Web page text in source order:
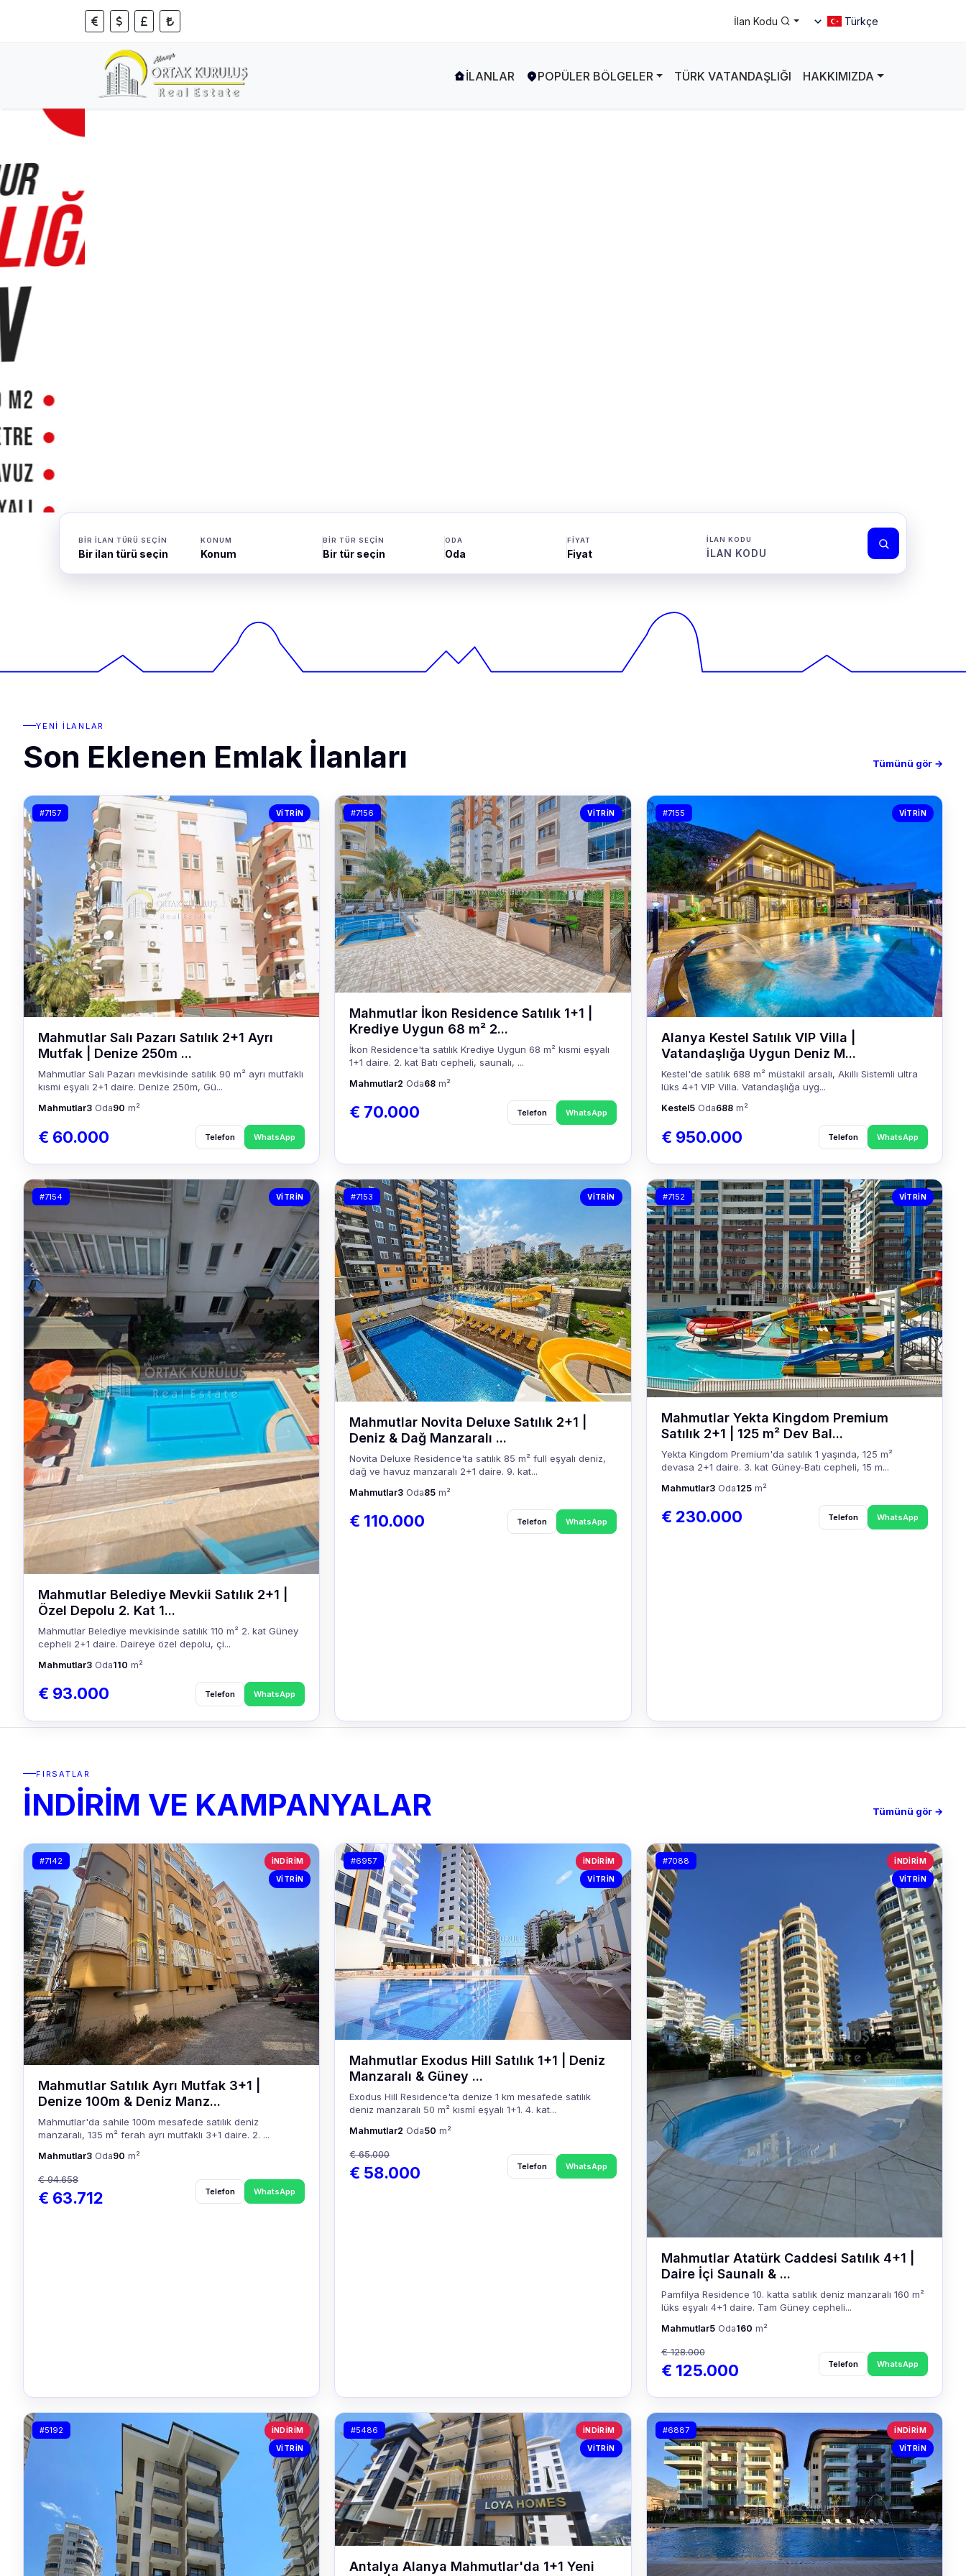
İlan Kodu Türkçe
İLANLAR POPÜLER BÖLGELER TÜRK VATANDAŞLIĞI HAKKIMIZDA
BIR ILAN TÜRÜ SEÇIN KONUM BIR TÜR SEÇIN ODA FIYAT İLAN KODU
YENI İLANLAR
Son Eklenen Emlak İlanları Tümünü gör →
VITRIN
#7157
Mahmutlar Salı Pazarı Satılık 2+1 Ayrı
Mutfak | Denize 250m ...
Mahmutlar Salı Pazarı mevkisinde satılık 90 m² ayrı mutfaklı
kısmi eşyalı 2+1 daire. Denize 250m, Gü...
Mahmutlar3 Oda90 m²
€ 60.000 Telefon WhatsApp
VITRIN
#7156
Mahmutlar İkon Residence Satılık 1+1 |
Krediye Uygun 68 m² 2...
İkon Residence'ta satılık Krediye Uygun 68 m² kısmi eşyalı
1+1 daire. 2. kat Batı cepheli, saunalı, ...
Mahmutlar2 Oda68 m²
€ 70.000 Telefon WhatsApp
VITRIN
#7155
Alanya Kestel Satılık VIP Villa |
Vatandaşlığa Uygun Deniz M...
Kestel'de satılık 688 m² müstakil arsalı, Akıllı Sistemli ultra
lüks 4+1 VIP Villa. Vatandaşlığa uyg...
Kestel5Oda688m²
€ 950.000 Telefon WhatsApp
VITRIN
#7154
Mahmutlar Belediye Mevkii Satılık 2+1 |
Özel Depolu 2. Kat 1...
Mahmutlar Belediye mevkisinde satılık 110 m² 2. kat Güney
cepheli 2+1 daire. Daireye özel depolu, çi...
Mahmutlar3 Oda110 m²
€ 93.000 Telefon WhatsApp
VITRIN
#7153
Mahmutlar Novita Deluxe Satılık 2+1 |
Deniz & Dağ Manzaralı ...
Novita Deluxe Residence'ta satılık 85 m² full eşyalı deniz,
dağ ve havuz manzaralı 2+1 daire. 9. kat...
Mahmutlar3 Oda85 m²
€ 110.000 Telefon WhatsApp
VITRIN
#7152
Mahmutlar Yekta Kingdom Premium
Satılık 2+1 | 125 m² Dev Bal...
Yekta Kingdom Premium'da satılık 1 yaşında, 125 m²
devasa 2+1 daire. 3. kat Güney-Batı cepheli, 15 m...
Mahmutlar3Oda125m²
€ 230.000 Telefon WhatsApp
FIRSATLAR
İNDİRİM VE KAMPANYALAR Tümünü gör →
İNDIRIM
VITRIN
#7142
Mahmutlar Satılık Ayrı Mutfak 3+1 |
Denize 100m & Deniz Manz...
Mahmutlar'da sahile 100m mesafede satılık deniz
manzaralı, 135 m² ferah ayrı mutfaklı 3+1 daire. 2. ...
Mahmutlar3 Oda90 m²
€ 94.658
€ 63.712 Telefon WhatsApp
İNDIRIM
VITRIN
#6957
Mahmutlar Exodus Hill Satılık 1+1 | Deniz
Manzaralı & Güney ...
Exodus Hill Residence'ta denize 1 km mesafede satılık
deniz manzaralı 50 m² kısmî eşyalı 1+1. 4. kat...
Mahmutlar2 Oda50 m²
€ 65.000
€ 58.000 Telefon WhatsApp
İNDIRIM
VITRIN
#7088
Mahmutlar Atatürk Caddesi Satılık 4+1 |
Daire İçi Saunalı & ...
Pamfilya Residence 10. katta satılık deniz manzaralı 160 m²
lüks eşyalı 4+1 daire. Tam Güney cepheli...
Mahmutlar5Oda160 m²
€ 128.000
€ 125.000 Telefon WhatsApp
İNDIRIM
VITRIN
#5192 İNDIRIM
VITRIN
#5486
Antalya Alanya Mahmutlar'da 1+1 Yeni
İNDIRIM
VITRIN
#6887